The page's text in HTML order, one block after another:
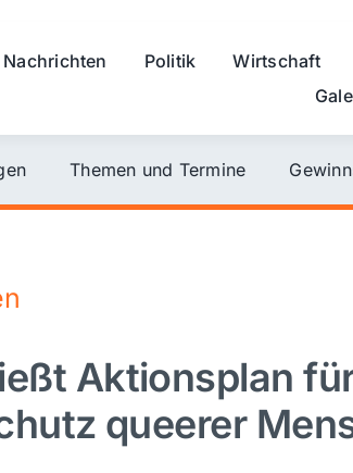
Nachrichten Politik Wirtschaft
Themen und Termine
Aktionsplan
queerer